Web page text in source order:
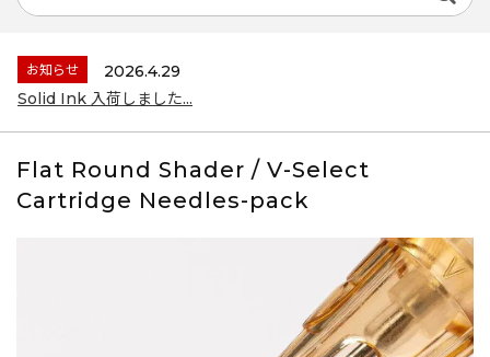
お知らせ
2026.4.29
Solid Ink 入荷しました...
Flat Round Shader / V-Select
Cartridge Needles-pack